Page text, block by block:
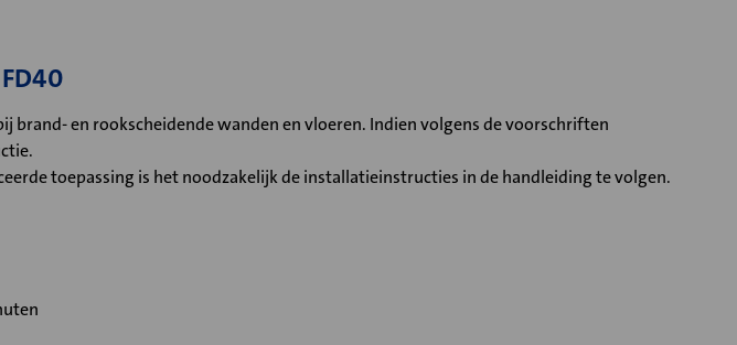
en rookscheidende wanden en vloeren. Indien volgens de voorschriften
toepassing is het noodzakelijk de installatieinstructies in de handleiding te volgen.